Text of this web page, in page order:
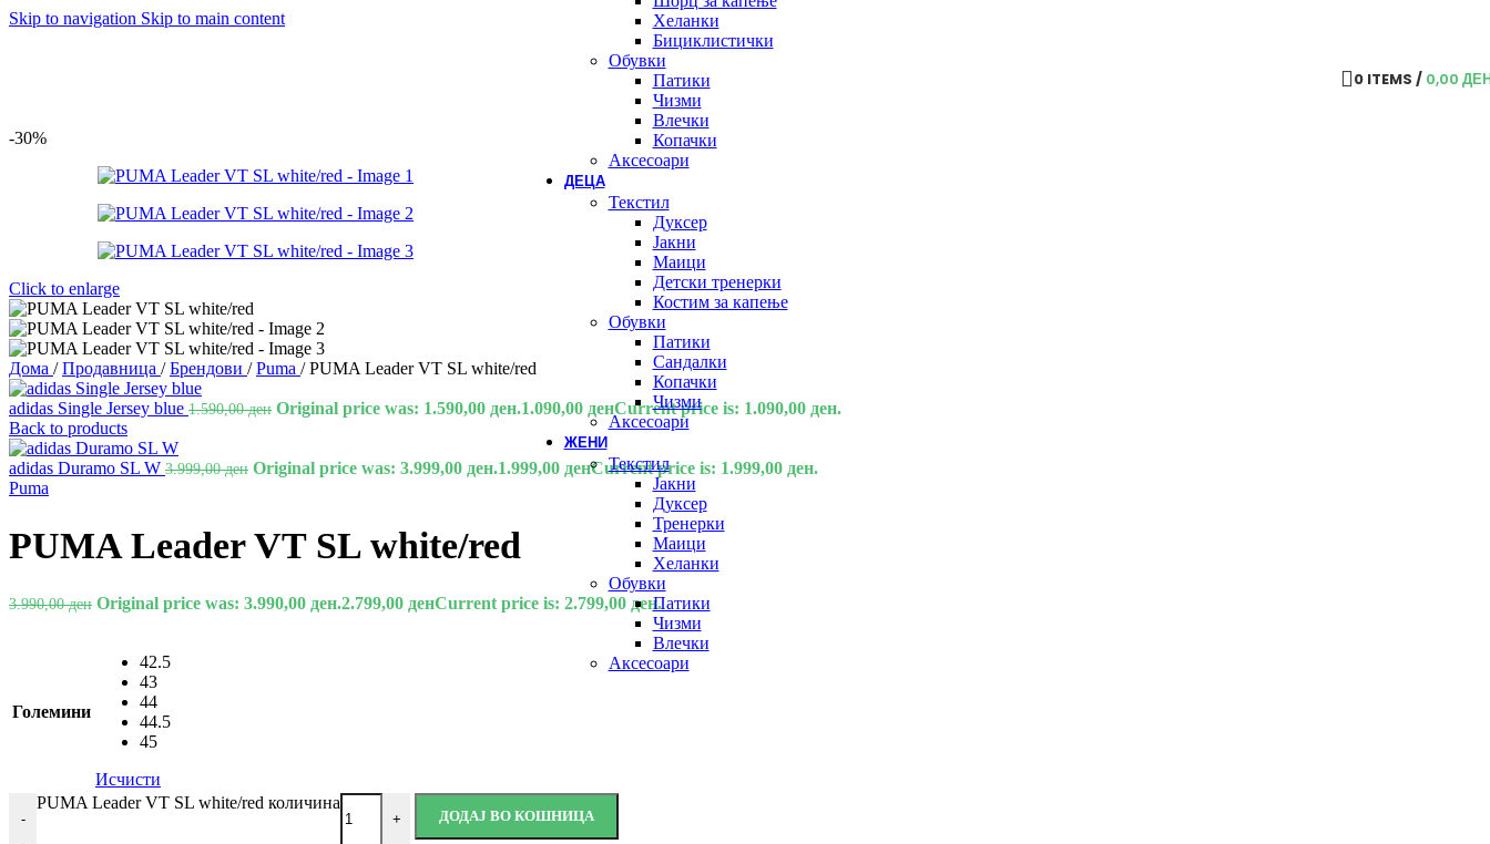
Skip to navigation Skip to main content
Хеланки
Бициклистички
Обувки
Патики
Чизми
Влечки
Копачки
Аксесоари
ДЕЦА
Текстил
Дуксер
Јакни
Маици
Детски тренерки
Костим за капење
Обувки
Патики
Сандалки
Копачки
Чизми
Аксесоари
ЖЕНИ
Текстил
Јакни
Дуксер
Тренерки
Маици
Хеланки
Обувки
Патики
Чизми
Влечки
Аксесоари
0 ITEMS / 0,00
-30%
Click to enlarge
Дома / Продавница / Брендови / Puma / PUMA Leader VT SL white/red
adidas Single Jersey blue 1.590,00ден Original price was: 1.590,00 ден.1.090,00 денCurrent price is: 1.090,00 ден.
Back to products
adidas Duramo SL W 3.999,00ден Original price was: 3.999,00 ден.1.999,00 денCurrent price is: 1.999,00 ден.
Puma
PUMA Leader VT SL white/red
3.990,00ден Original price was: 3.990,00 ден.2.799,00 денCurrent price is: 2.799,00 ден.
Големини
42.5
43
44
44.5
45
Исчисти
-
PUMA Leader VT SL white/red количина
+ ДОДАЈ ВО КОШНИЦА